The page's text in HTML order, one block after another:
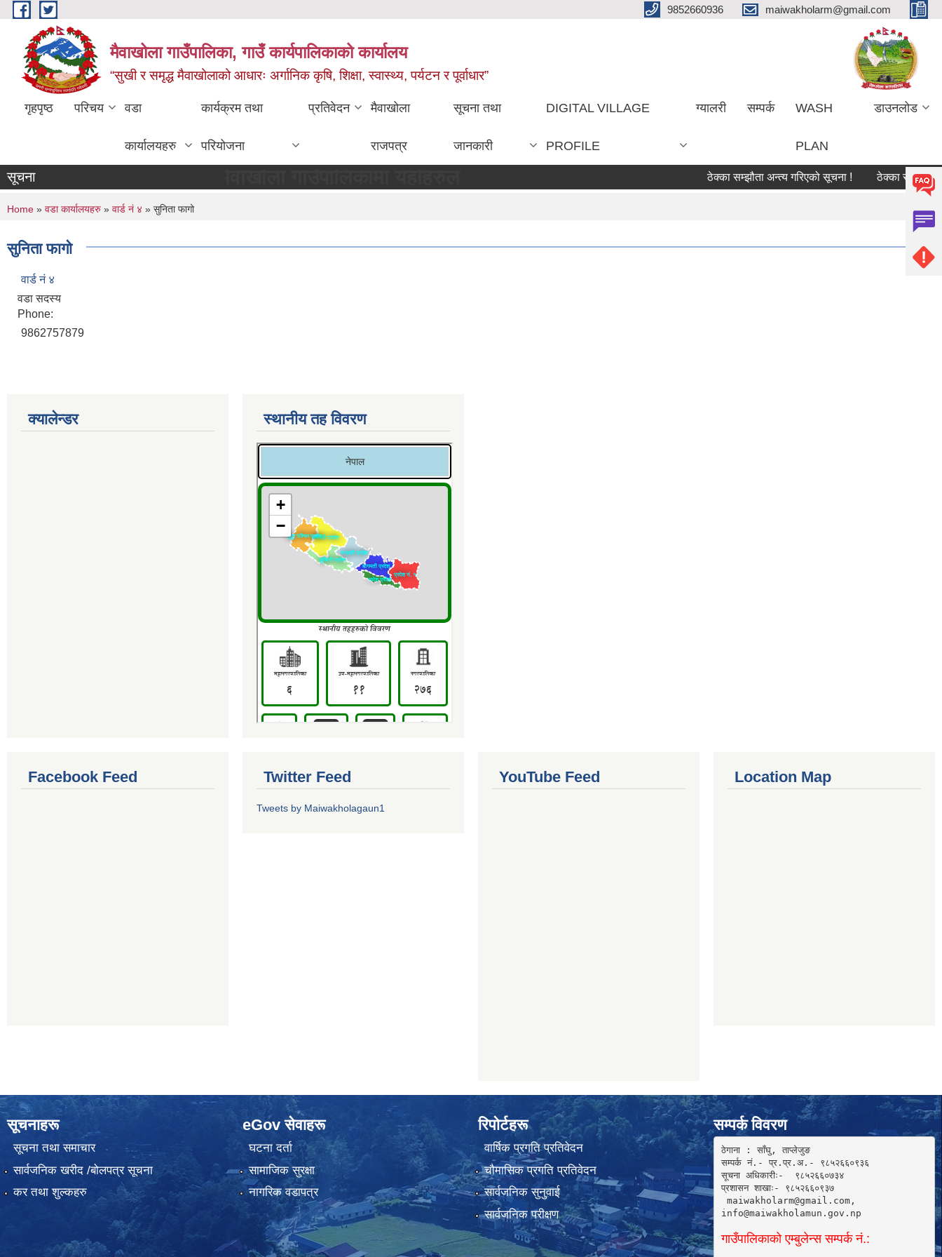
Skip to main content 9852660936 maiwakholarm@gmail.com
मैवाखोला गाउँपालिका, गाउँ कार्यपालिकाको कार्यालय
“सुखी र समृद्ध मैवाखोलाको आधारः अर्गानिक कृषि, शिक्षा, स्वास्थ्य, पर्यटन र पूर्वाधार”
गृहपृष्ठ परिचय वडा
कार्यालयहरु
कार्यक्रम तथा
परियोजना
प्रतिवेदन मैवाखोला
राजपत्र
सूचना तथा
जानकारी
DIGITAL VILLAGE
PROFILE
ग्यालरी सम्पर्क WASH
PLAN
डाउनलोड
सूचना ठेक्का सम्झौता अन्त्य गरिएको सूचना ! ठेक्का सम्झौता
You are here
Home » वडा कार्यालयहरु » वार्ड नं ४ » सुनिता फागो
सुनिता फागो
वार्ड नं ४
वडा सदस्य
Phone:
9862757879
क्यालेन्डर स्थानीय तह विवरण
Facebook Feed Twitter Feed
Tweets by Maiwakholagaun1
YouTube Feed Location Map
सूचनाहरू
सूचना तथा समाचार
सार्वजनिक खरीद /बोलपत्र सूचना
कर तथा शुल्कहरु
eGov सेवाहरू
घटना दर्ता
सामाजिक सुरक्षा
नागरिक वडापत्र
रिपोर्टहरू
वार्षिक प्रगति प्रतिवेदन
चौमासिक प्रगति प्रतिवेदन
सार्वजनिक सुनुवाई
सार्वजनिक परीक्षण
सम्पर्क विवरण
ठेगाना : साँघु, ताप्लेजुङ
सम्पर्क नं.- प्र.प्र.अ.- ९८५२६६०९३६
सूचना अधिकारीः-  ९८५२६६०७३४
प्रशासन शाखाः- ९८५२६६०९३७
maiwakholarm@gmail.com,
info@maiwakholamun.gov.np
गाउँपालिकाको एम्बुलेन्स सम्पर्क नं.: